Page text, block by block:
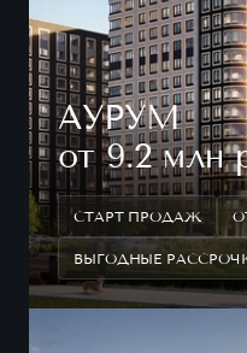
АУРУМ
от 9.2 млн
СТАРТ ПРОДАЖ
ВЫГОДНЫЕ